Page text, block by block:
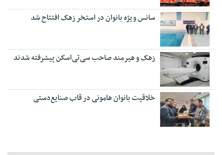
سانس ویژه بانوان در استخر زهک افتتاح شد
زهک و هیرمند صاحب سی‌تی‌اسکن پیشرفته شدند
خلاقیت بانوان هامونی در قاب صنایع‌دستی